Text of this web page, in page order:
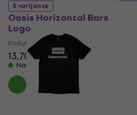
5 varijante
Oasis Horizontal Bars
Logo
Košulja
13,70 € 14 €
Na skladištu